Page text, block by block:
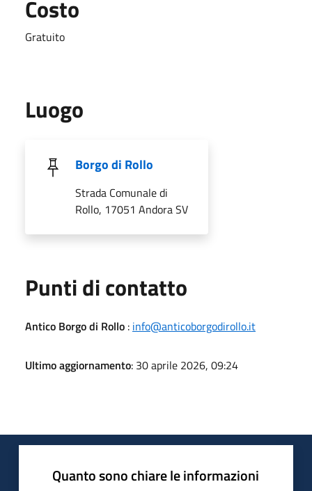
Costo
Gratuito
Luogo
Borgo di Rollo
Strada Comunale di
Rollo, 17051 Andora SV
Punti di contatto
Antico Borgo di Rollo : info@anticoborgodirollo.it
Ultimo aggiornamento: 30 aprile 2026, 09:24
Quanto sono chiare le informazioni